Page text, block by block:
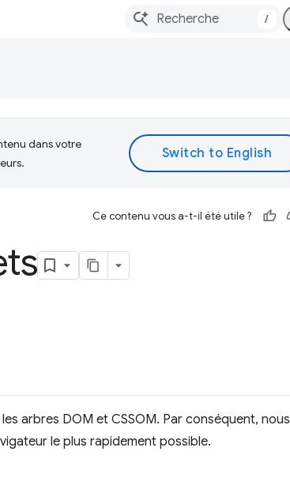
/
dans votre
Ce contenu vous a-t-il été utile ?
arbres DOM et CSSOM. Par conséquent, nous
le plus rapidement possible.